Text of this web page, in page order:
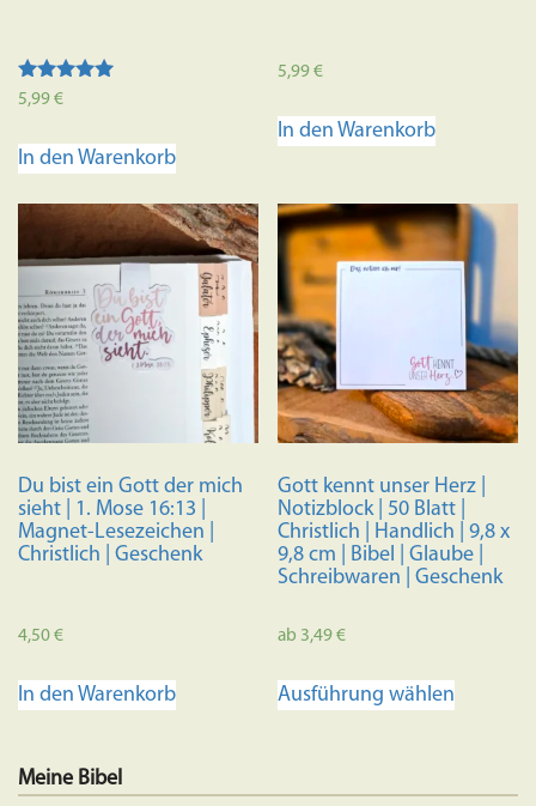
Bewertet mit
5,99€
In den Warenkorb
5,99€
In den Warenkorb
Du bist ein Gott der mich
sieht | 1. Mose 16:13 |
Magnet-Lesezeichen |
Christlich | Geschenk
4,50€
In den Warenkorb
Gott kennt unser Herz |
Notizblock | 50 Blatt |
Christlich | Handlich | 9,8 x
9,8 cm | Bibel | Glaube |
Schreibwaren | Geschenk
ab 3,49€
Ausführung wählen
Meine Bibel